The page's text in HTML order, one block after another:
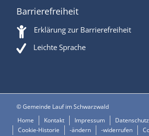
Barrierefreiheit
Erklärung zur Barrierefreiheit
Leichte Sprache
© Gemeinde Lauf im Schwarzwald
Home
Kontakt Impressum Datenschutz
Cookie-Historie
-ändern -widerrufen